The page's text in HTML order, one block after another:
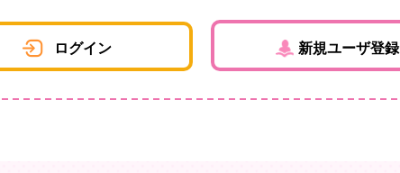
ログイン 新規ユーザ登録